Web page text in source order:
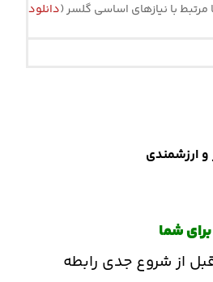
دانلود
و ارزشمندی
شما
از شروع جدی رابطه